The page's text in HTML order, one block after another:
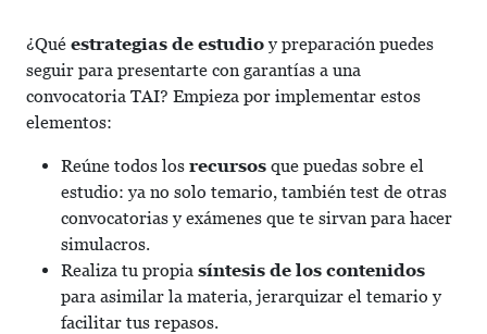
¿Qué estrategias de estudioy preparación puedes
seguir para presentarte con garantías a una
convocatoria TAI? Empieza por implementar estos
elementos:
Reúne todos los recursos que puedas sobre el
estudio: ya no solo temario, también test de otras
convocatorias y exámenes que te sirvan para hacer
simulacros.
Realiza tu propia síntesis de los contenidos
para asimilar la materia, jerarquizar el temario y
facilitar tus repasos.